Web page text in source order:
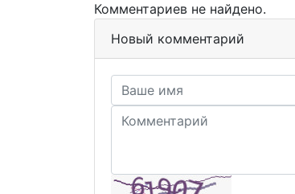
Комментариев не найдено.
Новый комментарий